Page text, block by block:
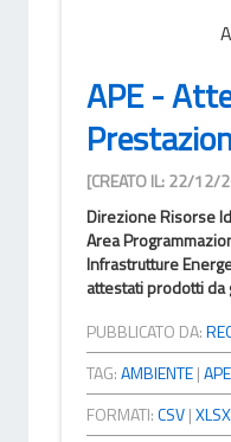
APE -
[CREATO IL: 22/12/
Direzione Risorse
Area
Infrastrutture
attestati prodotti
PUBBLICATO DA:
TAG:AMBIENTE|APE
FORMATI:CSV|XLSX